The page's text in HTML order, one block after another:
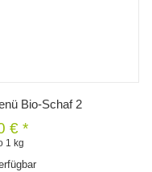
Schnellkauf
Bio-Schaf 2
€ *
1 kg